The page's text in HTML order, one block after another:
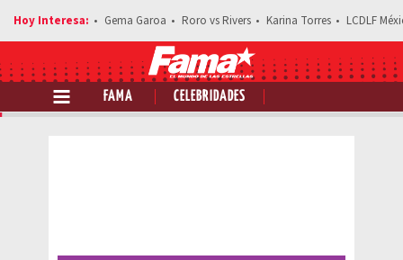
Gema Garoa Roro vs Rivers Karina Torres LCDLF
FAMA CELEBRIDADES
Comparte esta noticia